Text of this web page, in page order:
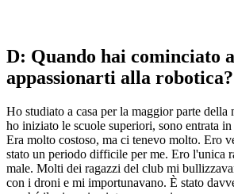
D: Quando hai cominciato
appassionarti alla robotica?
Ho studiato a casa per la maggior parte della
ho iniziato le scuole superiori, sono entrata
Era molto costoso, ma ci tenevo molto. Ero
stato un periodo difficile per me. Ero l'unica
male. Molti dei ragazzi del club mi
con i droni e mi importunavano. È stato